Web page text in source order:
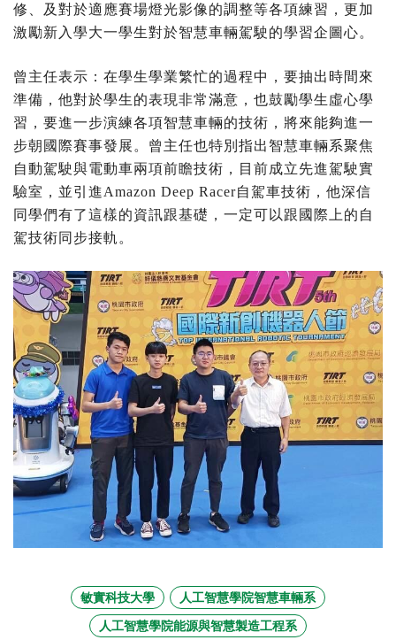
修、及對於適應賽場燈光影像的調整等各項練習，更加
激勵新入學大一學生對於智慧車輛駕駛的學習企圖心。
曾主任表示：在學生學業繁忙的過程中，要抽出時間來
準備，他對於學生的表現非常滿意，也鼓勵學生虛心學
習，要進一步演練各項智慧車輛的技術，將來能夠進一
步朝國際賽事發展。曾主任也特別指出智慧車輛系聚焦
自動駕駛與電動車兩項前瞻技術，目前成立先進駕駛實
驗室，並引進Amazon Deep Racer自駕車技術，他深信
同學們有了這樣的資訊跟基礎，一定可以跟國際上的自
駕技術同步接軌。
敏實科技大學
人工智慧學院智慧車輛系
人工智慧學院能源與智慧製造工程系